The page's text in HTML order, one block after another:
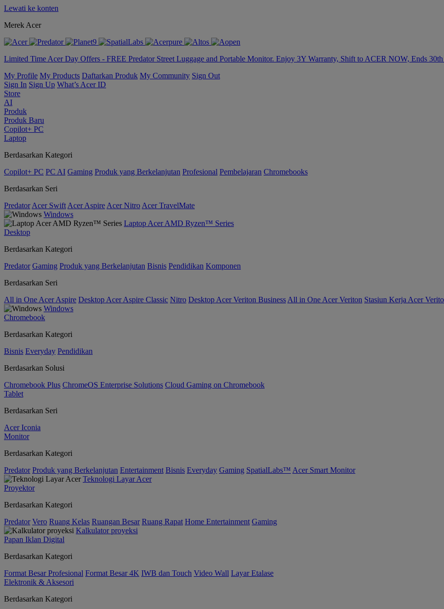
Lewati ke konten
Merek Acer
Limited Time Acer Day Offers - FREE Predator Street Luggage and Portable Monitor. Enjoy 3Y Warranty, Shift to ACER NOW, Ends
My Profile My Products Daftarkan Produk My Community Sign Out
Sign In Sign Up What’s Acer ID
Store
AI
Produk
Produk Baru
Copilot+ PC
Laptop
Berdasarkan Kategori
Copilot+ PC PC AI Gaming Produk yang Berkelanjutan Profesional Pembelajaran Chromebooks
Berdasarkan Seri
Predator Acer Swift Acer Aspire Acer Nitro Acer TravelMate
Windows
Laptop Acer AMD Ryzen™ Series
Desktop
Berdasarkan Kategori
Predator Gaming Produk yang Berkelanjutan Bisnis Pendidikan Komponen
Berdasarkan Seri
All in One Acer Aspire Desktop Acer Aspire Classic Nitro Desktop Acer Veriton Business All in One Acer Veriton Stasiun Kerja Acer
Windows
Chromebook
Berdasarkan Kategori
Bisnis Everyday Pendidikan
Berdasarkan Solusi
Chromebook Plus ChromeOS Enterprise Solutions Cloud Gaming on Chromebook
Tablet
Berdasarkan Seri
Acer Iconia
Monitor
Berdasarkan Kategori
Predator Produk yang Berkelanjutan Entertainment Bisnis Everyday Gaming SpatialLabs™ Acer Smart Monitor
Teknologi Layar Acer
Proyektor
Berdasarkan Kategori
Predator Vero Ruang Kelas Ruangan Besar Ruang Rapat Home Entertainment Gaming
Kalkulator proyeksi
Papan Iklan Digital
Berdasarkan Kategori
Format Besar Profesional Format Besar 4K IWB dan Touch Video Wall Layar Etalase
Elektronik & Aksesori
Berdasarkan Kategori